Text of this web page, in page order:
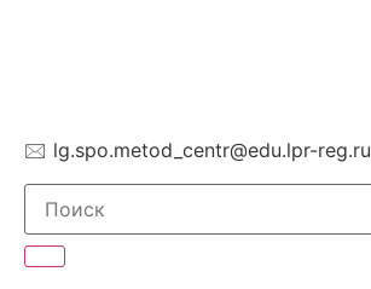
🖂 lg.spo.metod_centr@edu.lpr-reg.ru